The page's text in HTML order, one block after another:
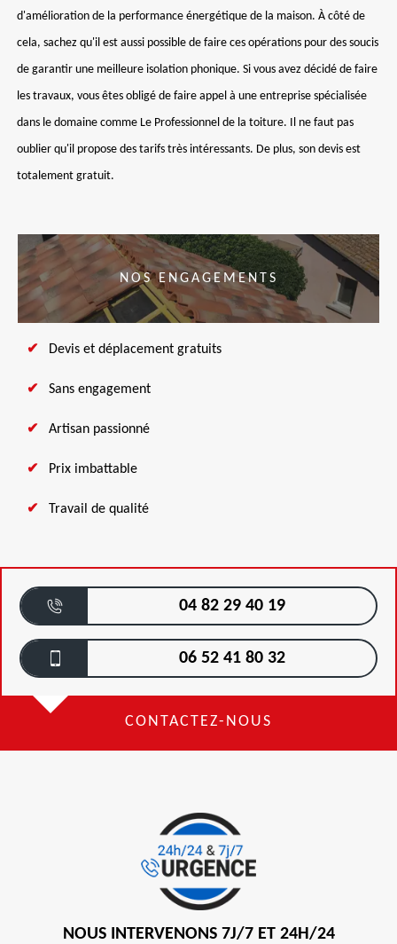
d'amélioration de la performance énergétique de la maison. À côté de
cela, sachez qu'il est aussi possible de faire ces opérations pour des soucis
de garantir une meilleure isolation phonique. Si vous avez décidé de faire
les travaux, vous êtes obligé de faire appel à une entreprise spécialisée
dans le domaine comme Le Professionnel de la toiture. Il ne faut pas
oublier qu'il propose des tarifs très intéressants. De plus, son devis est
totalement gratuit.
NOS ENGAGEMENTS
Devis et déplacement gratuits
Sans engagement
Artisan passionné
Prix imbattable
Travail de qualité
04 82 29 40 19
06 52 41 80 32
CONTACTEZ-NOUS
NOUS INTERVENONS 7J/7 ET 24H/24